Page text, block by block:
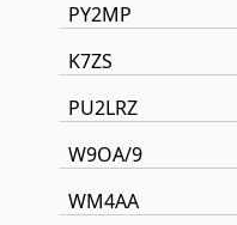
PY2MP
K7ZS
PU2LRZ
W9OA/9
WM4AA